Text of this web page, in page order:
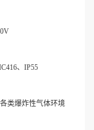
、IP55
类爆炸性气体环境